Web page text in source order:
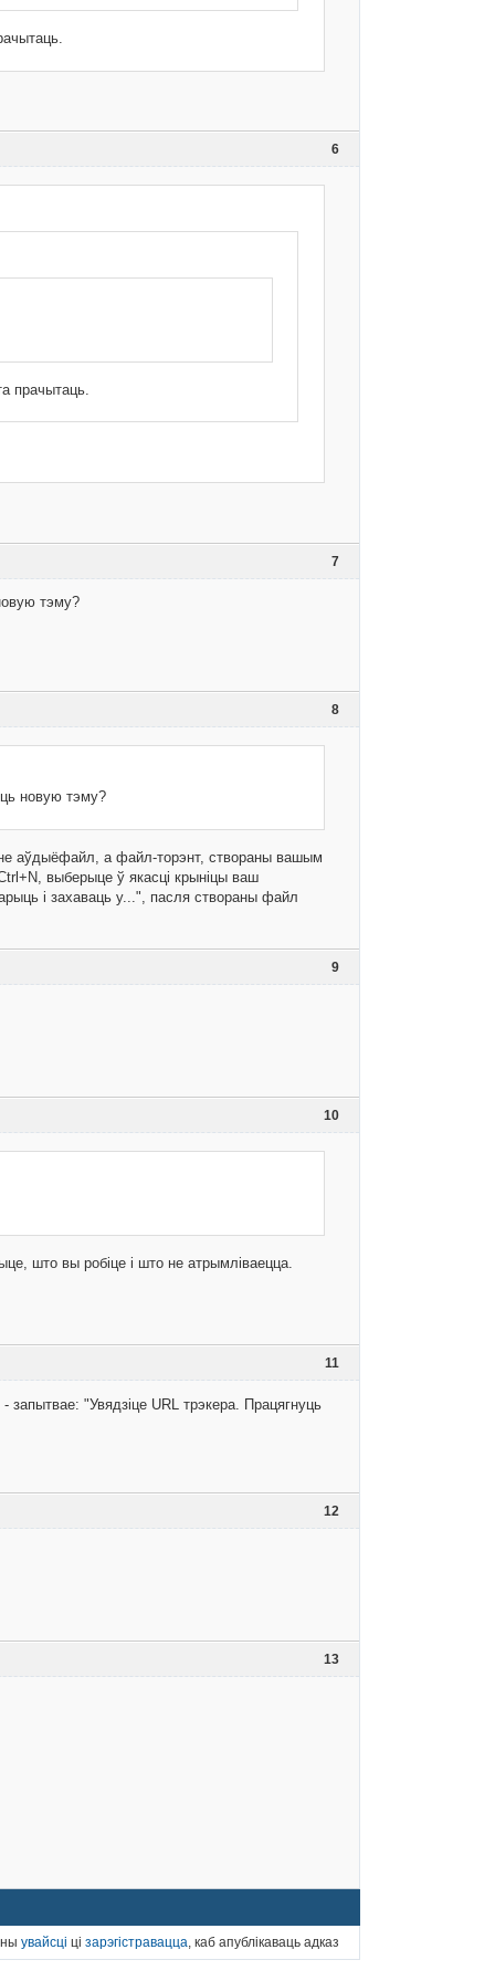
6
прачытаць.
7
тэму?
8
новую тэму?
аўдыёфайл, а файл-торэнт, створаны вашым
выберыце ў якасці крыніцы ваш
і захаваць у...", пасля створаны файл
9
10
што вы робіце і што не атрымліваецца.
11
"Увядзіце URL трэкера. Працягнуць
12
13
увайсці ці зарэгістравацца, каб апублікаваць адказ